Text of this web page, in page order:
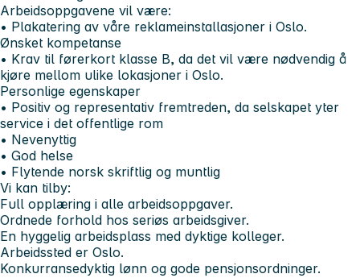
Arbeidsoppgavene vil være:
• Plakatering av våre reklameinstallasjoner i Oslo.
Ønsket kompetanse
• Krav til førerkort klasse B, da det vil være nødvendig å
kjøre mellom ulike lokasjoner i Oslo.
Personlige egenskaper
• Positiv og representativ fremtreden, da selskapet yter
service i det offentlige rom
• Nevenyttig
• God helse
• Flytende norsk skriftlig og muntlig
Vi kan tilby:
Full opplæring i alle arbeidsoppgaver.
Ordnede forhold hos seriøs arbeidsgiver.
En hyggelig arbeidsplass med dyktige kolleger.
Arbeidssted er Oslo.
Konkurransedyktig lønn og gode pensjonsordninger.